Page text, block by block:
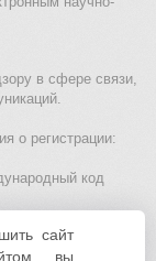
в сфере связи,
о регистрации:
код
для детей
обработки и
сайт
вы